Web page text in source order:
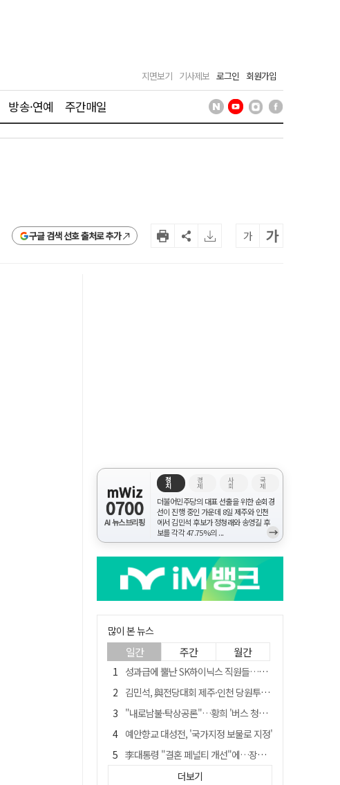
지면보기 기사제보 로그인 회원가입
방송·연예 주간매일
구글 검색 선호 출처로 추가 가 가
mWiz
0700
AI 뉴스브리핑
정
치
경
제
사
회
국
제
더불어민주당의 대표 선출을 위한 순회경
선이 진행 중인 가운데 8일 제주와 인천
에서 김민석 후보가 정청래와 송영길 후
보를 각각 47.75%의 ...
→
많이 본 뉴스
일간 주간 월간
성과급에 뿔난 SK하이닉스 직원들…3500명 모여 '새 노조' 만든다
김민석, 與전당대회 제주·인천 당원투표서 승리…누적 득표는 '초박빙'
"내로남불·탁상공론"…황희 '버스 청년주택' 제안에 與 내부서도 쓴소리
예안향교 대성전, '국가지정 보물로 지정'
李대통령 "결혼 페널티 개선"에…장동혁 "그 페널티 만든 게 이 정권"
블룸버그 "SK하이닉스, 中 패키징공장 지분매각 등 검토"
더보기